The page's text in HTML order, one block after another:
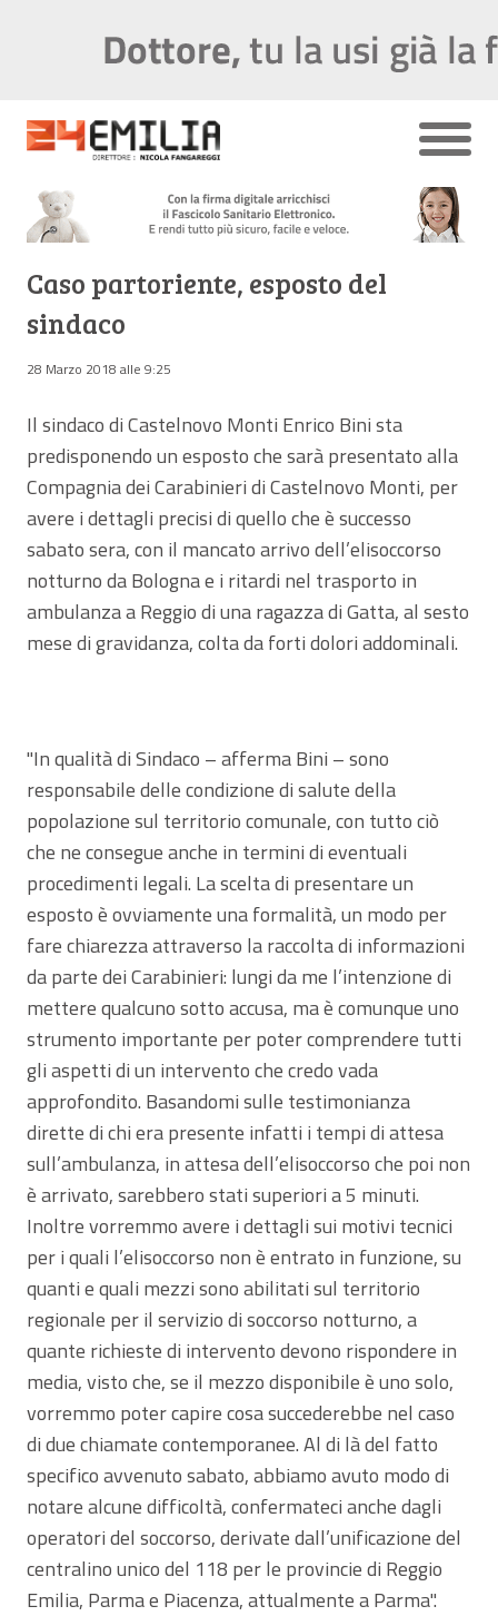
Caso partoriente, esposto del
sindaco
28 Marzo 2018 alle 9:25
Il sindaco di Castelnovo Monti Enrico Bini sta
predisponendo un esposto che sarà presentato alla
Compagnia dei Carabinieri di Castelnovo Monti, per
avere i dettagli precisi di quello che è successo
sabato sera, con il mancato arrivo dell’elisoccorso
notturno da Bologna e i ritardi nel trasporto in
ambulanza a Reggio di una ragazza di Gatta, al sesto
mese di gravidanza, colta da forti dolori addominali.
"In qualità di Sindaco – afferma Bini – sono
responsabile delle condizione di salute della
popolazione sul territorio comunale, con tutto ciò
che ne consegue anche in termini di eventuali
procedimenti legali. La scelta di presentare un
esposto è ovviamente una formalità, un modo per
fare chiarezza attraverso la raccolta di informazioni
da parte dei Carabinieri: lungi da me l’intenzione di
mettere qualcuno sotto accusa, ma è comunque uno
strumento importante per poter comprendere tutti
gli aspetti di un intervento che credo vada
approfondito. Basandomi sulle testimonianza
dirette di chi era presente infatti i tempi di attesa
sull’ambulanza, in attesa dell’elisoccorso che poi non
è arrivato, sarebbero stati superiori a 5 minuti.
Inoltre vorremmo avere i dettagli sui motivi tecnici
per i quali l’elisoccorso non è entrato in funzione, su
quanti e quali mezzi sono abilitati sul territorio
regionale per il servizio di soccorso notturno, a
quante richieste di intervento devono rispondere in
media, visto che, se il mezzo disponibile è uno solo,
vorremmo poter capire cosa succederebbe nel caso
di due chiamate contemporanee. Al di là del fatto
specifico avvenuto sabato, abbiamo avuto modo di
notare alcune difficoltà, confermateci anche dagli
operatori del soccorso, derivate dall’unificazione del
centralino unico del 118 per le provincie di Reggio
Emilia, Parma e Piacenza, attualmente a Parma".